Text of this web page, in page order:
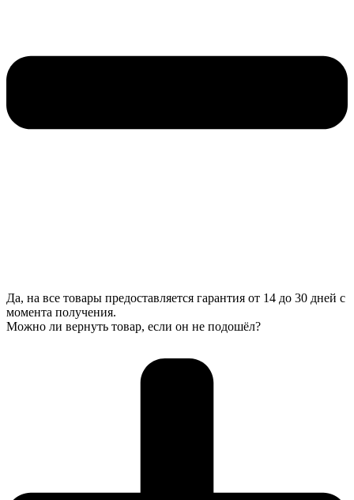
Да, на все товары предоставляется гарантия от 14 до 30 дней с
момента получения.
Можно ли вернуть товар, если он не подошёл?